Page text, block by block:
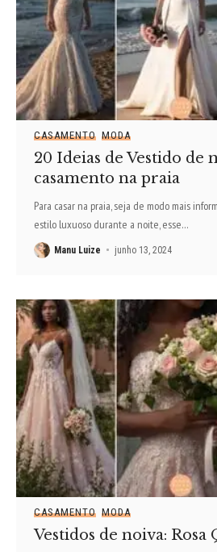
CASAMENTO MODA
20 Ideias de Vestido de
casamento na praia
Para casar na praia, seja de modo mais
estilo luxuoso durante a noite, esse…
Manu Luize junho 13, 2024
CASAMENTO MODA
Vestidos de noiva: Rosa